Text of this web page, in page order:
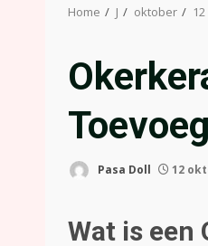
Home J oktober 12
Pasa Doll 12
Wat is een